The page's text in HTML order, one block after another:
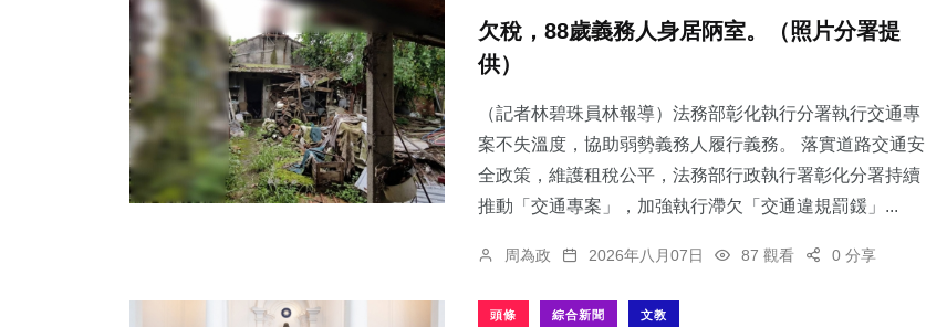
欠稅，88歲義務人身居陃室。（照片分署提
供）
（記者林碧珠員林報導）法務部彰化執行分署執行交通專
案不失溫度，協助弱勢義務人履行義務。 落實道路交通安
全政策，維護租稅公平，法務部行政執行署彰化分署持續
推動「交通專案」，加強執行滯欠「交通違規罰鍰」...
周為政 2026年八月07日 87 觀看 0 分享
頭條 綜合新聞 文教